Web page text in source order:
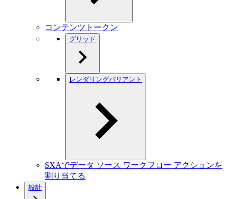
コンテンツトークン
グリッド
レンダリングバリアント
SXAでデータ ソース ワークフロー アクションを
割り当てる
設計